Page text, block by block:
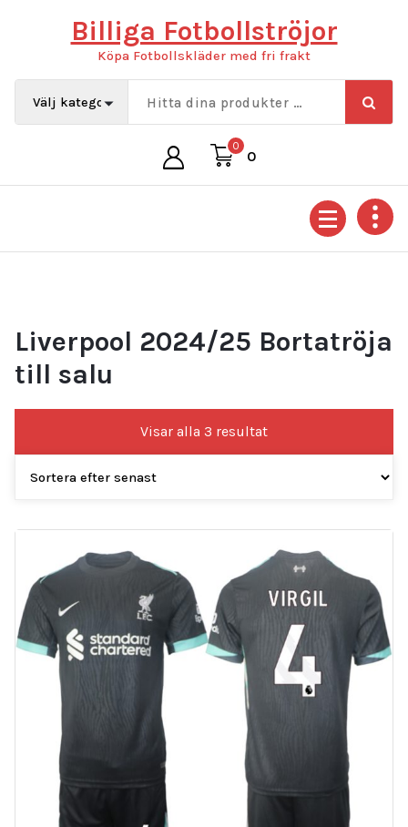
Billiga Fotbollströjor
Köpa Fotbollskläder med fri frakt
0
0
Liverpool 2024/25 Bortatröja
till salu
Visar alla 3 resultatSortera
efter